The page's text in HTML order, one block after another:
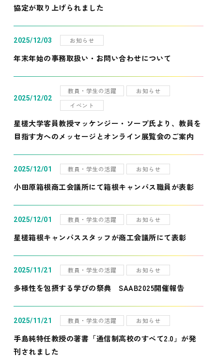
協定が取り上げられました
2025/12/03 お知らせ
年末年始の事務取扱い・お問い合わせについて
2025/12/02
教員・学生の活躍
お知らせ
イベント
星槎大学客員教授マッケンジー・ソープ氏より、教員を
目指す方へのメッセージとオンライン展覧会のご案内
2025/12/01 教員・学生の活躍 お知らせ
小田原箱根商工会議所にて箱根キャンパス職員が表彰
2025/12/01 教員・学生の活躍 お知らせ
星槎箱根キャンパススタッフが商工会議所にて表彰
2025/11/21 教員・学生の活躍 お知らせ
多様性を包摂する学びの祭典 SAAB2025開催報告
2025/11/21 教員・学生の活躍 お知らせ
手島純特任教授の著書「通信制高校のすべて2.0」が発
刊されました